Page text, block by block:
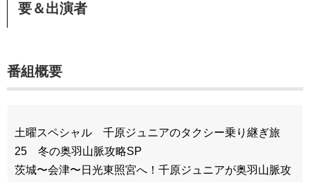
要＆出演者
番組概要
土曜スペシャル 千原ジュニアのタクシー乗り継ぎ旅
25 冬の奥羽山脈攻略SP
茨城〜会津〜日光東照宮へ！千原ジュニアが奥羽山脈攻